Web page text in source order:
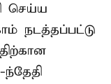
செய்ய
நடத்தப்பட்டு